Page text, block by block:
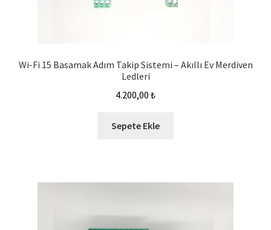
Wi-Fi 15 Basamak Adım Takip Sistemi – Akıllı Ev Merdiven
Ledleri
4.200,00 ₺
Sepete Ekle